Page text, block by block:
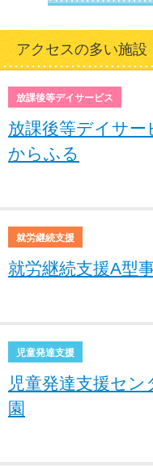
アクセスの多い施設
放課後等デイサービス
放課後等デイサー
からふる
就労継続支援
就労継続支援A型
児童発達支援
児童発達支援セ
園